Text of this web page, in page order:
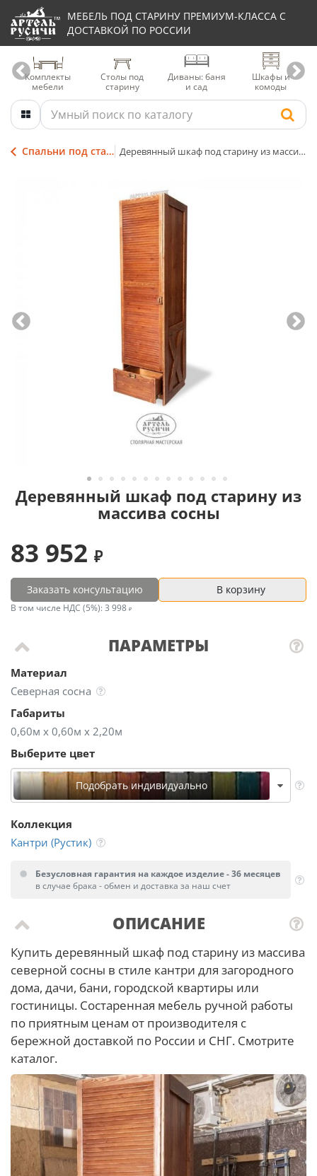
МЕБЕЛЬ ПОД СТАРИНУ ПРЕМИУМ-КЛАССА С
ДОСТАВКОЙ ПО РОССИИ
Комплекты
мебели
Столы под
старину
Диваны: баня
и сад
Шкафы и
комоды
Спальни под старину Деревянный шкаф под старину из массива сосны
Деревянный шкаф под старину из
массива сосны
ПАРАМЕТРЫ
Материал
Северная сосна
Габариты
0,60м х 0,60м х 2,20м
Выберите цвет
Подобрать индивидуально
Коллекция
Кантри (Рустик)
83 952
Заказать консультацию В корзину
В том числе НДС (5%): 3 998
Безусловная гарантия на каждое изделие - 36 месяцев
в случае брака - обмен и доставка за наш счет
ОПИСАНИЕ
Купить деревянный шкаф под старину из массива
северной сосны в стиле кантри для загородного
дома, дачи, бани, городской квартиры или
гостиницы. Состаренная мебель ручной работы
по приятным ценам от производителя с
бережной доставкой по России и СНГ. Смотрите
каталог.